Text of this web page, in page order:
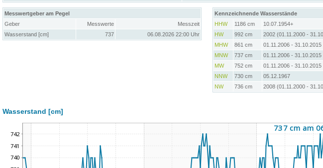
Messwertgeber am Pegel
Geber
Messwerte
Messzeit
Wasserstand [cm]
737 06.08.2026 22:00 Uhr
Kennzeichnende Wasserstände
HHW
1186 cm
10.07.1954+
HW
992 cm
2002 (01.11.2000 -
MHW
861 cm
01.11.2006 - 31.10.2015
MNW
737 cm
01.11.2006 - 31.10.2015
MW
752 cm
01.11.2006 - 31.10.2015
NNW
730 cm
05.12.1967
NW
736 cm 2008 (01.11.2000 -
Wasserstand [cm]